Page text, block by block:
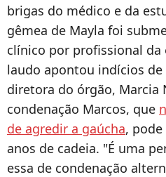
brigas do médico e da
gêmea de Mayla foi
clínico por profissional da
laudo apontou indícios de
diretora do órgão, Marcia
condenação Marcos, que
de agredir a gaúcha,
anos de cadeia. "É uma
essa de condenação